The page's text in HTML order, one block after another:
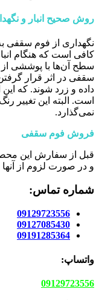
روش صحیح انبار و
نگهداری از فوم سقفی به
کافی است که هنگام
سطح آن‌ها با پوششی از
سقفی در اثر قرار
داده و زرد شوند. که
است. البته این تغییر
نمی‌گذارد.
فروش فوم سقفی
قبل از سفارش این
و در صورت لزوم از آنها
شماره تماس:
09129723556
09127085430
09191285364
واتساپ:
09129723556